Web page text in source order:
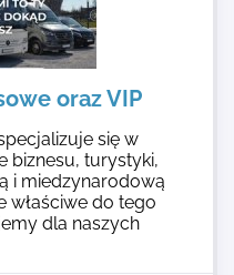
oraz VIP
się w
biznesu, turystyki,
i miedzynarodową
właściwe do tego
dla naszych